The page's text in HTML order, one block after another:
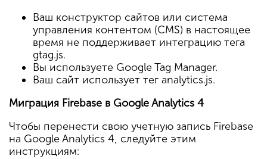
Ваш конструктор сайтов или система
управления контентом (CMS) в настоящее
время не поддерживает интеграцию тега
gtag.js.
Вы используете Google Tag Manager.
Ваш сайт использует тег analytics.js.
Миграция Firebase в Google Analytics 4
Чтобы перенести свою учетную запись Firebase
на Google Analytics 4, следуйте этим
инструкциям: